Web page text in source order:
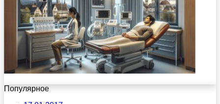
Популярное